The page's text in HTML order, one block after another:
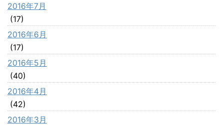
2016年7月
(17)
2016年6月
(17)
2016年5月
(40)
2016年4月
(42)
2016年3月